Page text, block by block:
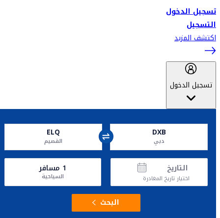
تسجيل الدخول
التسجيل
اكتشف المزيد
تسجيل الدخول
DXB
دبي
ELQ
القصيم
التاريخ
اختيار تاريخ المغادرة
1 مسافر
السياحية
البحث